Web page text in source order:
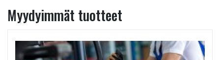
Myydyimmät tuotteet